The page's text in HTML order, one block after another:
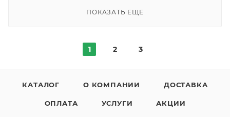
ПОКАЗАТЬ ЕЩЕ
1 2 3
КАТАЛОГ О КОМПАНИИ ДОСТАВКА
ОПЛАТА УСЛУГИ АКЦИИ